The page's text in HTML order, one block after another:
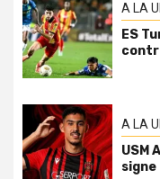
A LA
ES
A LA
USM